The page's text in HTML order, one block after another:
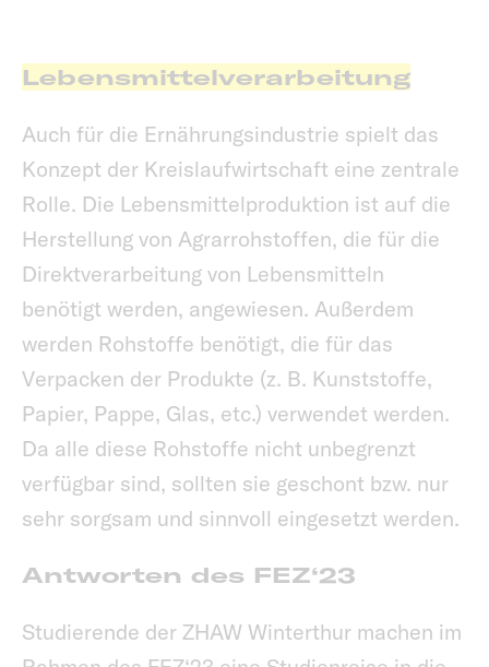
Lebensmittelverarbeitung
Auch für die Ernährungsindustrie spielt das
Konzept der Kreislaufwirtschaft eine zentrale
Rolle. Die Lebensmittelproduktion ist auf die
Herstellung von Agrarrohstoffen, die für die
Direktverarbeitung von Lebensmitteln
benötigt werden, angewiesen. Außerdem
werden Rohstoffe benötigt, die für das
Verpacken der Produkte (z. B. Kunststoffe,
Papier, Pappe, Glas, etc.) verwendet werden.
Da alle diese Rohstoffe nicht unbegrenzt
verfügbar sind, sollten sie geschont bzw. nur
sehr sorgsam und sinnvoll eingesetzt werden.
Antworten des FEZ‘23
Studierende der ZHAW Winterthur machen im